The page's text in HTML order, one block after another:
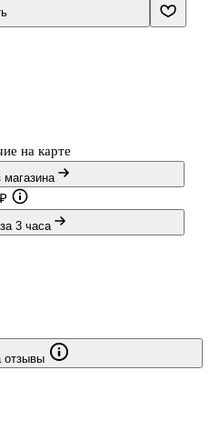
на все варианты заданий и
заданий одного варианта.
и методи
на карте
магазина
3 часа
отзывы